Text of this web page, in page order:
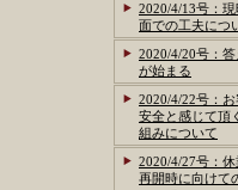
2020/4/13号：
面での工夫につ
2020/4/20号：
が始まる
2020/4/22号：お
安全と感じて頂
組みについて
2020/4/27号：
再開時に向けて